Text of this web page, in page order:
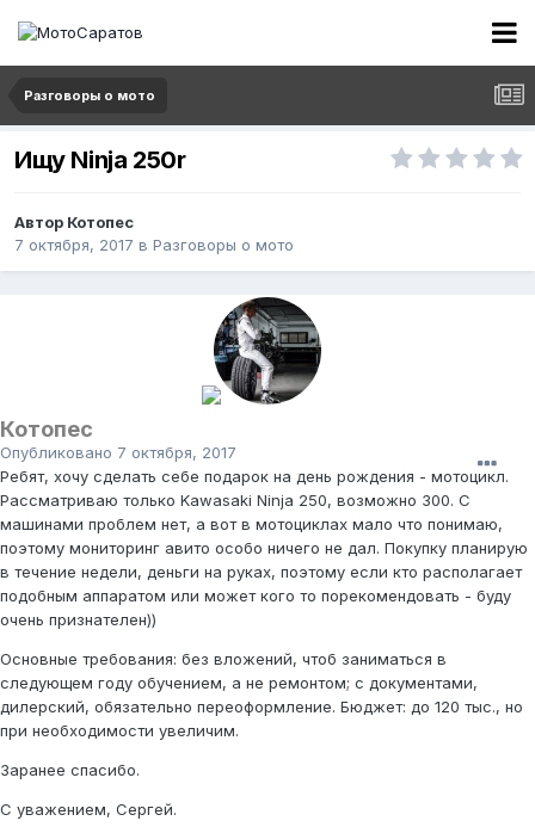
Разговоры о мото
Ищу Ninja 250r
Автор Котопес
7 октября, 2017 в Разговоры о мото
Котопес
Опубликовано 7 октября, 2017
Ребят, хочу сделать себе подарок на день рождения - мотоцикл.
Рассматриваю только Kawasaki Ninja 250, возможно 300. С
машинами проблем нет, а вот в мотоциклах мало что понимаю,
поэтому мониторинг авито особо ничего не дал. Покупку планирую
в течение недели, деньги на руках, поэтому если кто располагает
подобным аппаратом или может кого то порекомендовать - буду
очень признателен))
Основные требования: без вложений, чтоб заниматься в
следующем году обучением, а не ремонтом; с документами,
дилерский, обязательно переоформление. Бюджет: до 120 тыс., но
при необходимости увеличим.
Заранее спасибо.
С уважением, Сергей.